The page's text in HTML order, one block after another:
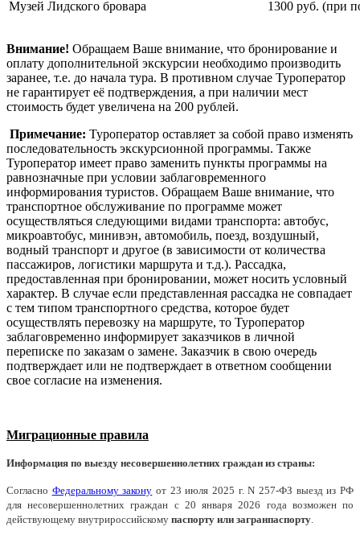
Музей Лидского бровара 1300 руб. (при
Внимание! Обращаем Ваше внимание, что бронирование и
оплату дополнительной экскурсии необходимо производить
заранее, т.е. до начала тура. В противном случае Туроператор
не гарантирует её подтверждения, а при наличии мест
стоимость будет увеличена на 200 рублей.
Примечание: Туроператор оставляет за собой право изменять
последовательность экскурсионной программы. Также
Туроператор имеет право заменить пункты программы на
равнозначные при условии заблаговременного
информирования туристов. Обращаем Ваше внимание, что
транспортное обслуживание по программе может
осуществляться следующими видами транспорта: автобус,
микроавтобус, минивэн, автомобиль, поезд, воздушный,
водный транспорт и другое (в зависимости от количества
пассажиров, логистики маршрута и т.д.). Рассадка,
предоставленная при бронировании, может носить условный
характер. В случае если представленная рассадка не совпадает
с тем типом транспортного средства, которое будет
осуществлять перевозку на маршруте, то Туроператор
заблаговременно информирует заказчиков в личной
переписке по заказам о замене. Заказчик в свою очередь
подтверждает или не подтверждает в ответном сообщении
свое согласие на изменения.
Миграционные правила
Информация по выезду несовершеннолетних граждан из страны:
Согласно Федеральному закону от 23 июля 2025 г. N 257-ФЗ выезд из РФ
для несовершеннолетних граждан с 20 января 2026 года возможен по
действующему внутрироссийскому паспорту или загранпаспорту